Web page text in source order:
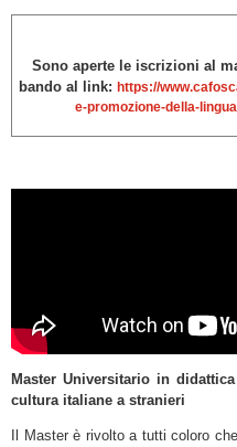
Sono aperte le iscrizioni al
bando al link: https://
e-promozione-della-
Master Universitario in
cultura italiane a stranieri
Il Master è rivolto a tutti coloro